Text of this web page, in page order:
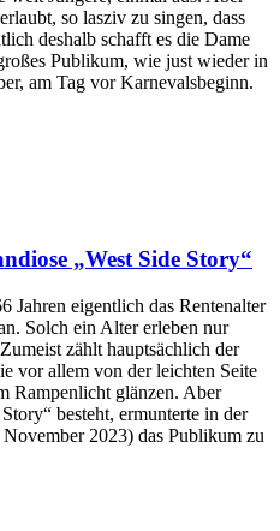
so lasziv zu singen, dass
deshalb schafft es die Dame
Publikum, wie just wieder in
am Tag vor Karnevalsbeginn.
„West Side Story“
Jahren eigentlich das Rentenalter
Solch ein Alter erleben nur
zählt hauptsächlich der
vor allem von der leichten Seite
Rampenlicht glänzen. Aber
besteht, ermunterte in der
2023) das Publikum zu